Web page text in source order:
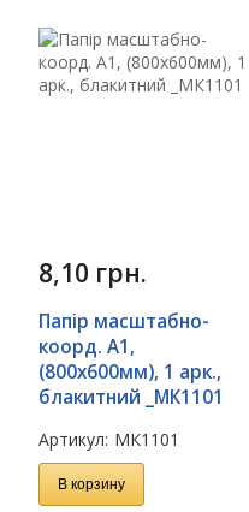
8,10 грн.
Папір масштабно-
коорд. А1,
(800х600мм), 1 арк.,
блакитний _МК1101
Артикул: МК1101
В корзину